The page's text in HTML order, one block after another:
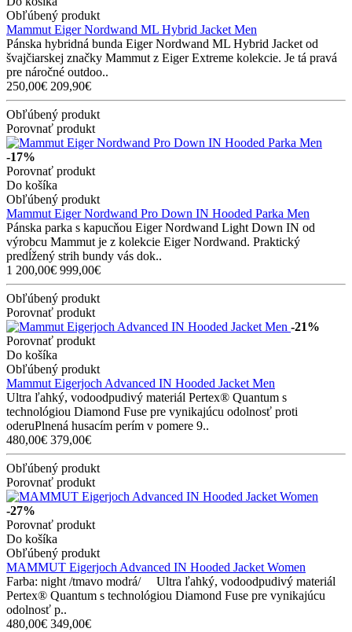
Obľúbený produkt
Mammut Eiger Nordwand ML Hybrid Jacket Men
Pánska hybridná bunda Eiger Nordwand ML Hybrid Jacket od
švajčiarskej značky Mammut z Eiger Extreme kolekcie. Je tá pravá
pre náročné outdoo..
250,00€ 209,90€
Obľúbený produkt
Porovnať produkt
-17%
Porovnať produkt
Do košíka
Obľúbený produkt
Mammut Eiger Nordwand Pro Down IN Hooded Parka Men
Pánska parka s kapucňou Eiger Nordwand Light Down IN od
výrobcu Mammut je z kolekcie Eiger Nordwand. Praktický
predĺžený strih bundy vás dok..
1 200,00€ 999,00€
Obľúbený produkt
Porovnať produkt
-21%
Porovnať produkt
Do košíka
Obľúbený produkt
Mammut Eigerjoch Advanced IN Hooded Jacket Men
Ultra ľahký, vodoodpudivý materiál Pertex® Quantum s
technológiou Diamond Fuse pre vynikajúcu odolnosť proti
oderuPlnená husacím perím v pomere 9..
480,00€ 379,00€
Obľúbený produkt
Porovnať produkt
-27%
Porovnať produkt
Do košíka
Obľúbený produkt
MAMMUT Eigerjoch Advanced IN Hooded Jacket Women
Farba: night /tmavo modrá/ Ultra ľahký, vodoodpudivý materiál
Pertex® Quantum s technológiou Diamond Fuse pre vynikajúcu
odolnosť p..
480,00€ 349,00€